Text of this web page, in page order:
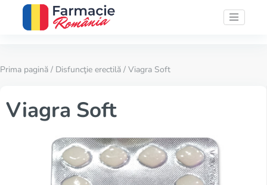
Prima pagină / Disfuncţie erectilă / Viagra Soft
Viagra Soft